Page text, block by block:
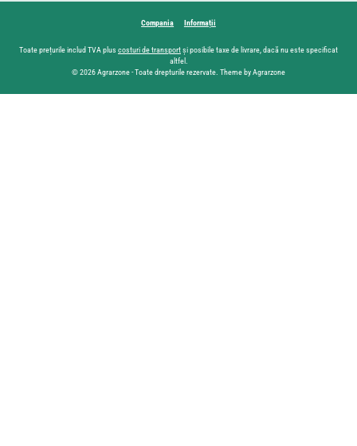
Compania Informații
Toate prețurile includ TVA plus costuri de transportși posibile taxe de livrare, dacă nu este specificat
altfel.
© 2026 Agrarzone - Toate drepturile rezervate. Theme by Agrarzone